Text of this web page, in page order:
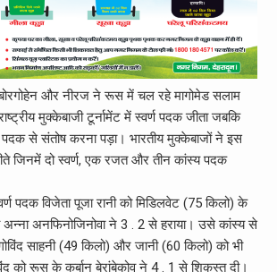
बोरगोहेन और नीरज ने रूस में चल रहे मागोमेड सलाम
मुक्केबाजी टूर्नामेंट में स्वर्ण पदक जीता जबकि
से संतोष करना पड़ा। भारतीय मुक्केबाजों ने इस
जिनमें दो स्वर्ण, एक रजत और तीन कांस्य पदक
पदक विजेता पूजा रानी को मिडिलवेट (75 किलो) के
अनफिनोजिनोवा ने 3 . 2 से हराया। उसे कांस्य से
साहनी (49 किलो) और जानी (60 किलो) को भी
को रूस के कुर्बान बेरांबेकोव ने 4 . 1 से शिकस्त दी।